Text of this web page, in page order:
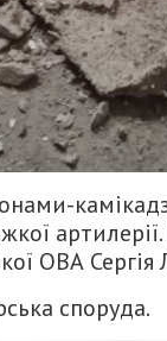
ОВА Сергія
споруда.